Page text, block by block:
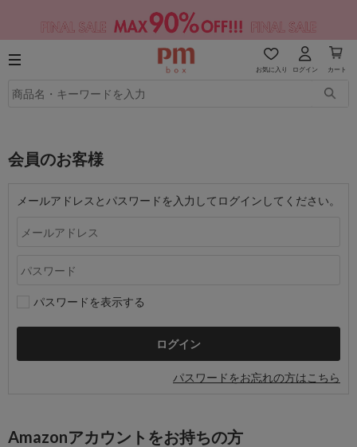
お気に入り ログイン カート
会員のお客様
メールアドレスとパスワードを入力してログインしてください。
パスワードを表示する
パスワードをお忘れの方はこちら
Amazonアカウントをお持ちの方